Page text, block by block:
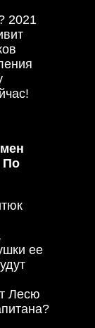
2021
По
ее
Лесю